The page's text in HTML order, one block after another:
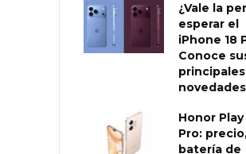
¿Vale la
esperar el
iPhone 18
Conoce
principales
novedades
Honor Play
Pro:
batería de